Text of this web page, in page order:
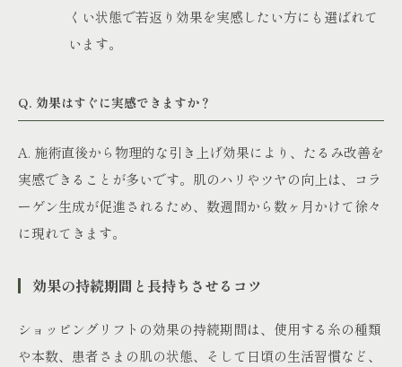
くい状態で若返り効果を実感したい方にも選ばれて
います。
Q. 効果はすぐに実感できますか？
A. 施術直後から物理的な引き上げ効果により、たるみ改善を
実感できることが多いです。肌のハリやツヤの向上は、コラ
ーゲン生成が促進されるため、数週間から数ヶ月かけて徐々
に現れてきます。
効果の持続期間と長持ちさせるコツ
ショッピングリフトの効果の持続期間は、使用する糸の種類
や本数、患者さまの肌の状態、そして日頃の生活習慣など、